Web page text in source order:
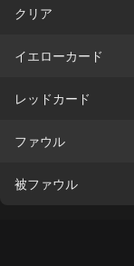
クリア
イエローカード
レッドカード
ファウル
被ファウル